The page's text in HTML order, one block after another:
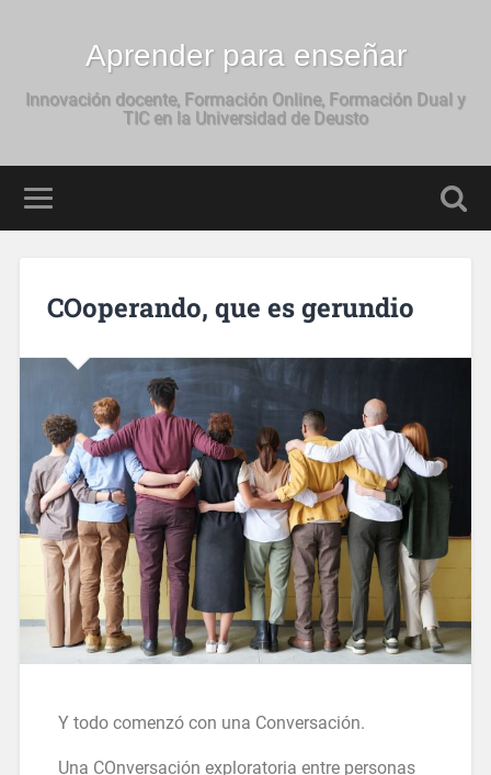
Aprender para enseñar
Innovación docente, Formación Online, Formación Dual y
TIC en la Universidad de Deusto
COoperando, que es gerundio
Y todo comenzó con una Conversación.
Una COnversación exploratoria entre personas